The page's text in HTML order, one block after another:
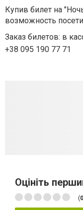
Купив билет на
возможность
Заказ билетов: в
+38 095 190 77 71
Оцініть
(0